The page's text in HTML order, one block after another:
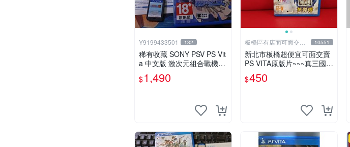
Y9199433501 132
稀有收藏 SONY PSV PS Vit
a 中文版 激次元組合戰機少
女VS殭屍軍團 中文亞版
$1,490
板橋區有店面可面交高
價回收電玩
10551
新北市板橋超便宜可面交賣
PS VITA原版片~~~真三國無
雙 英傑傳 中文版~~~實體店
面可面交
$450